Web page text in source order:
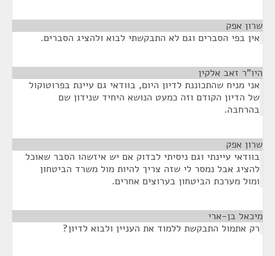
שרון אפק
אין בפי הסברים וגם לא התבקשתי לבוא ולהציג הסברים.
היו"ר זאב אלקין
אני מניח שהתכוננת לדיון היום, בוודאי גם עיינת בפרוטוקול
של הדיון הקודם וזה כמעט הנושא היחיד שנידון שם
בהרחבה.
שרון אפק
בוודאי עיינתי וגם ניסיתי לבדוק אם יש איזשהו הסבר שאוכל
להציג אבל נמסר לי שזה צריך להיות מול משרד הביטחון
ומול מערכת הביטחון בערוצים אחרים.
מיכאל בן-ארי
רק אתמול התבקשת ללמוד את העניין ולבוא לדיון?